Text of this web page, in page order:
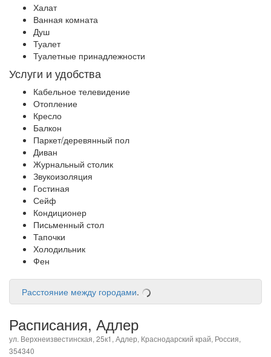
Халат
Ванная комната
Душ
Туалет
Туалетные принадлежности
Услуги и удобства
Кабельное телевидение
Отопление
Кресло
Балкон
Паркет/деревянный пол
Диван
Журнальный столик
Звукоизоляция
Гостиная
Сейф
Кондиционер
Письменный стол
Тапочки
Холодильник
Фен
Расстояние между городами.
Расписания, Адлер
ул. Верхнеизвестинская, 25к1, Адлер, Краснодарский край, Россия,
354340